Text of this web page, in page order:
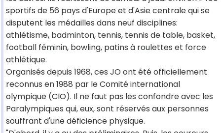
sportifs de 56 pays d'Europe et d'Asie centrale qui se
disputent les médailles dans neuf disciplines:
athlétisme, badminton, tennis, tennis de table, basket,
football féminin, bowling, patins à roulettes et force
athlétique.
Organisés depuis 1968, ces JO ont été officiellement
reconnus en 1988 par le Comité international
olympique (CIO). Il ne faut pas les confondre avec les
Paralympiques qui, eux, sont réservés aux personnes
souffrant d'une déficience physique.